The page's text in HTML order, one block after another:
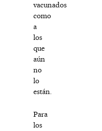
vacunados
como
a
los
que
aún
no
lo
están.
Para
los